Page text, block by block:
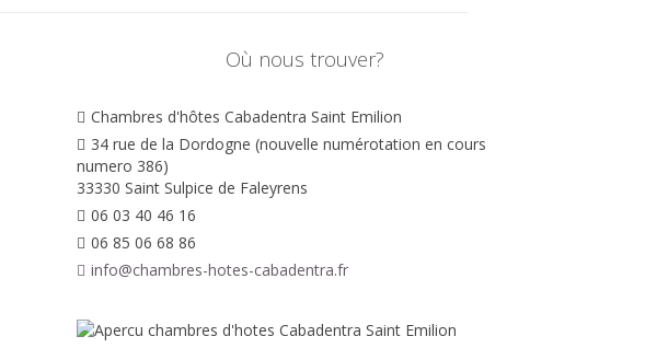
Où nous trouver?
Chambres d'hôtes Cabadentra Saint Emilion
34 rue de la Dordogne (nouvelle numérotation en cours
numero 386)
33330 Saint Sulpice de Faleyrens
06 03 40 46 16
06 85 06 68 86
info@chambres-hotes-cabadentra.fr